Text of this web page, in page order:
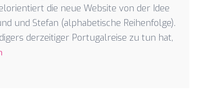
die neue Website von der Idee
und Stefan (alphabetische Reihenfolge).
derzeitiger Portugalreise zu tun hat,